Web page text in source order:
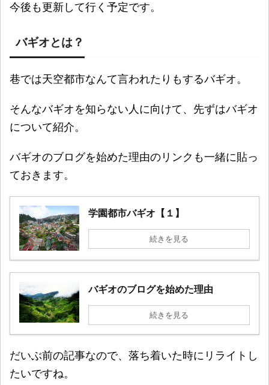
今後も更新して行く予定です。
バギオとは？
巷では天空都市なんて言われたりもするバギオ。
そんなバギオを知らない人に向けて、先ずはバギオ
について紹介。
バギオのブログを始めた理由のリンクも一緒に貼っ
ておきます。
学園都市バギオ【１】
続きを見る
バギオのブログを始めた理由
続きを見る
だいぶ前の記事なので、落ち着いた時にリライトし
たいですね。